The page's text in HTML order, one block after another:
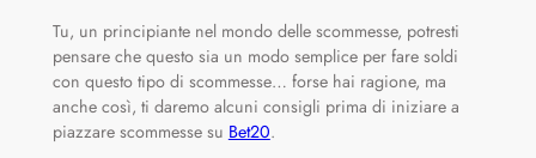
Tu, un principiante nel mondo delle scommesse, potresti
pensare che questo sia un modo semplice per fare soldi
con questo tipo di scommesse… forse hai ragione, ma
anche così, ti daremo alcuni consigli prima di iniziare a
piazzare scommesse su Bet20.